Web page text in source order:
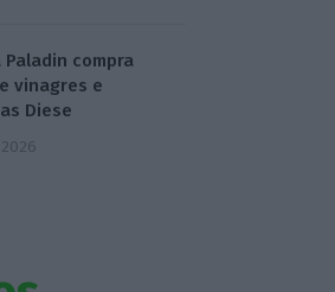
Paladin compra
vinagres e
Diese